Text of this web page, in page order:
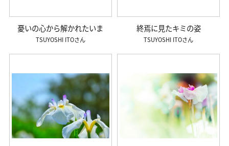
憂いの心から解かれたいま
TSUYOSHI ITO
終焉に見たキミの姿
TSUYOSHI ITO